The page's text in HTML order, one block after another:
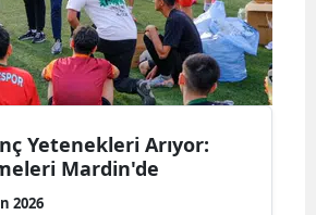
Yetenekleri Arıyor:
Mardin'de
2026